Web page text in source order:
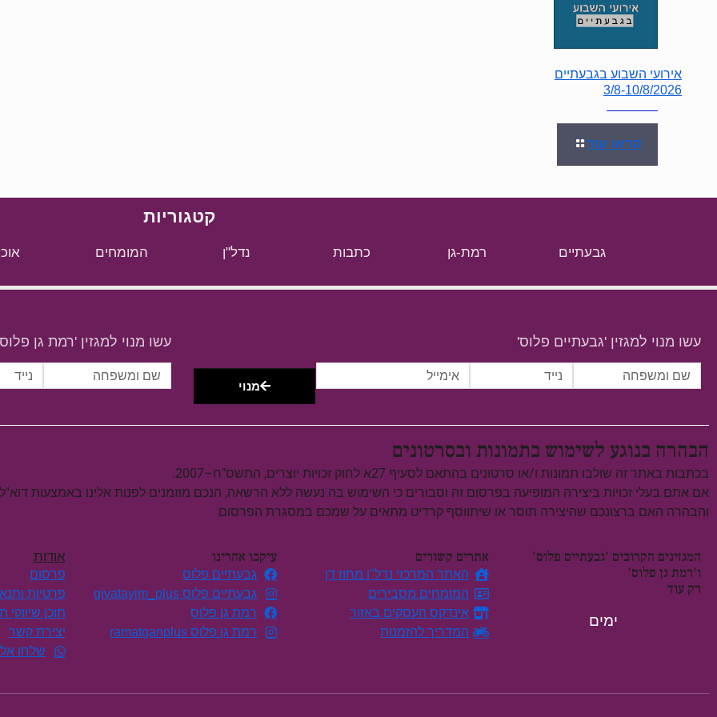
אירועי השבוע בגבעתיים
3/8-10/8/2026
קראו עוד
קטגוריות
גבעתיים רמת-גן כתבות נדל"ן המומחים
עשו מנוי למגזין 'גבעתיים פלוס'
מנוי
עשו מנוי למגזין 'רמת גן
הבהרה בנוגע לשימוש בתמונות ובסרטונים
בכתבות באתר זה שולבו תמונות ו/או סרטונים בהתאם לסעיף 27א לחוק זכויות יוצרים, התשס"ח–2007.
אם אתם בעלי זכויות ביצירה המופיעה בפרסום זה וסבורים כי השימוש בה נעשה ללא הרשאה, הנכם מוזמנים לפנות אלינו באמצעות דוא"ל
והבהרה האם ברצונכם שהיצירה תוסר או שיתווסף קרדיט מתאים על שמכם במסגרת הפרסום
המגזינים הקרובים 'גבעתיים פלוס'
ו'רמת גן פלוס'
רק עוד
ימים
אתרים קשורים
האתר המרכזי נדל"ן מחוז דן
המומחים מסבירים
אינדקס העסקים באזור
המדריך להזמנות
עיקבו אחרינו
גבעתיים פלוס
גבעתיים פלוס givatayim_plus
רמת גן פלוס
רמת גן פלוס ramatganplus
אודות
פרסום
פרטיות
תוכן שיווקי
יצירת קשר
שלחו